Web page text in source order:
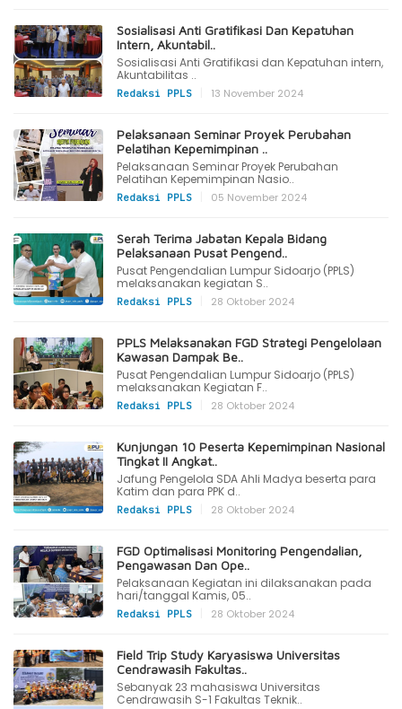
Sosialisasi Anti Gratifikasi Dan Kepatuhan
Intern, Akuntabil..
Sosialisasi Anti Gratifikasi dan Kepatuhan intern,
Akuntabilitas ..
Redaksi PPLS 13 November 2024
Pelaksanaan Seminar Proyek Perubahan
Pelatihan Kepemimpinan ..
Pelaksanaan Seminar Proyek Perubahan
Pelatihan Kepemimpinan Nasio..
Redaksi PPLS 05 November 2024
Serah Terima Jabatan Kepala Bidang
Pelaksanaan Pusat Pengend..
Pusat Pengendalian Lumpur Sidoarjo (PPLS)
melaksanakan kegiatan S..
Redaksi PPLS 28 Oktober 2024
PPLS Melaksanakan FGD Strategi Pengelolaan
Kawasan Dampak Be..
Pusat Pengendalian Lumpur Sidoarjo (PPLS)
melaksanakan Kegiatan F..
Redaksi PPLS 28 Oktober 2024
Kunjungan 10 Peserta Kepemimpinan Nasional
Tingkat II Angkat..
Jafung Pengelola SDA Ahli Madya beserta para
Katim dan para PPK d..
Redaksi PPLS 28 Oktober 2024
FGD Optimalisasi Monitoring Pengendalian,
Pengawasan Dan Ope..
Pelaksanaan Kegiatan ini dilaksanakan pada
hari/tanggal Kamis, 05..
Redaksi PPLS 28 Oktober 2024
Field Trip Study Karyasiswa Universitas
Cendrawasih Fakultas..
Sebanyak 23 mahasiswa Universitas
Cendrawasih S-1 Fakultas Teknik..